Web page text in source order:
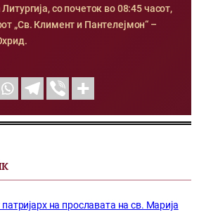
со почеток во 08:45 часот,
„Св. Климент и Пантелејмон“ –
на прославата на св. Марија